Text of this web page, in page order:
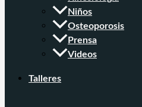
Niños
Osteoporosis
Prensa
Videos
Talleres